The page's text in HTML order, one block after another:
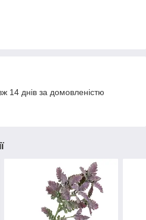
14 днів за домовленістю